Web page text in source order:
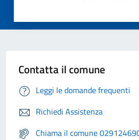
Contatta il comune
Leggi le domande frequenti
Richiedi Assistenza
Chiama il comune